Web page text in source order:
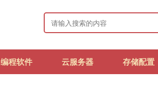
编程软件 云服务器 存储配置